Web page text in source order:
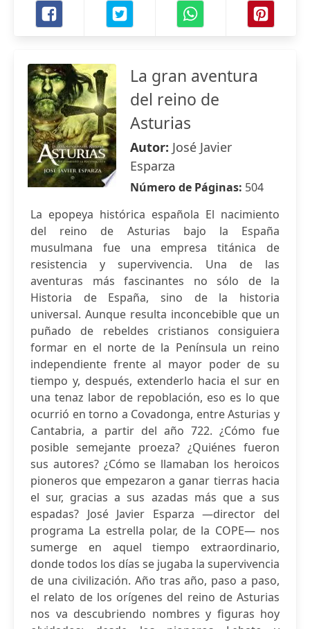
La gran aventura
del reino de
Asturias
Autor: José Javier
Esparza
Número de Páginas: 504
La epopeya histórica española El nacimiento
del reino de Asturias bajo la España
musulmana fue una empresa titánica de
resistencia y supervivencia. Una de las
aventuras más fascinantes no sólo de la
Historia de España, sino de la historia
universal. Aunque resulta inconcebible que un
puñado de rebeldes cristianos consiguiera
formar en el norte de la Península un reino
independiente frente al mayor poder de su
tiempo y, después, extenderlo hacia el sur en
una tenaz labor de repoblación, eso es lo que
ocurrió en torno a Covadonga, entre Asturias y
Cantabria, a partir del año 722. ¿Cómo fue
posible semejante proeza? ¿Quiénes fueron
sus autores? ¿Cómo se llamaban los heroicos
pioneros que empezaron a ganar tierras hacia
el sur, gracias a sus azadas más que a sus
espadas? José Javier Esparza ―director del
programa La estrella polar, de la COPE― nos
sumerge en aquel tiempo extraordinario,
donde todos los días se jugaba la supervivencia
de una civilización. Año tras año, paso a paso,
el relato de los orígenes del reino de Asturias
nos va descubriendo nombres y figuras hoy